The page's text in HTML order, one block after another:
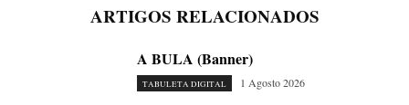
ARTIGOS RELACIONADOS
A BULA (Banner)
TABULETA DIGITAL 1 Agosto 2026